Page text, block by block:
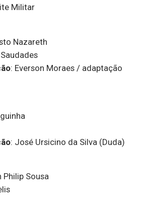
Militar
Nazareth
: Everson Moraes / adaptação
: José Ursicino da Silva (Duda)
Philip Sousa